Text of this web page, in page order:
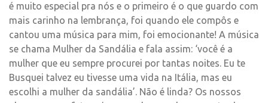
é muito especial pra nós e o primeiro é o que guardo com
mais carinho na lembrança, foi quando ele compôs e
cantou uma música para mim, foi emocionante! A música
se chama Mulher da Sandália e fala assim: ‘você é a
mulher que eu sempre procurei por tantas noites. Eu te
Busquei talvez eu tivesse uma vida na Itália, mas eu
escolhi a mulher da sandália’. Não é linda? Os nossos